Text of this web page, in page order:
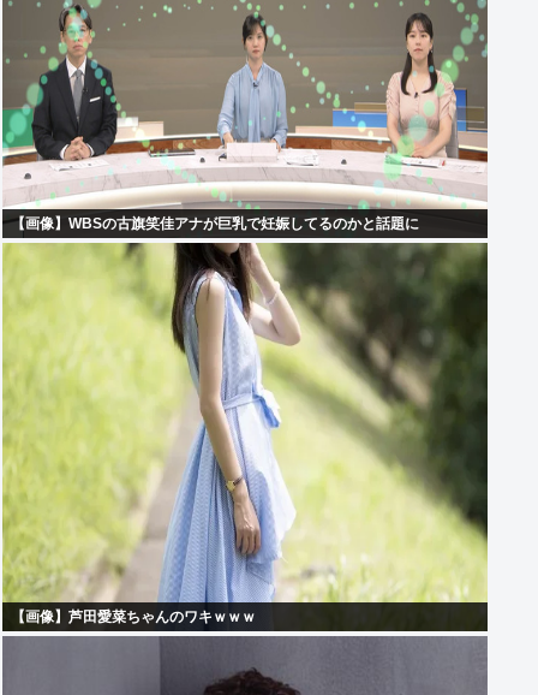
【画像】WBSの古旗笑佳アナが巨乳で妊娠してるのかと話題に
【画像】芦田愛菜ちゃんのワキｗｗｗ